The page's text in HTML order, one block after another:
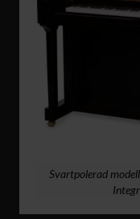
Svartpolerad